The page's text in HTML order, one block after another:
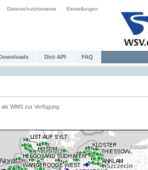
Datenschutzhinweise Einstellungen
Dict-API FAQ
WMS zur Verfügung.